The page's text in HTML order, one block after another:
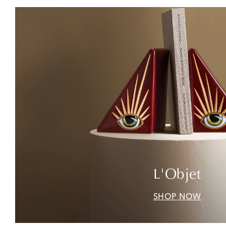
L'Objet
SHOP NOW